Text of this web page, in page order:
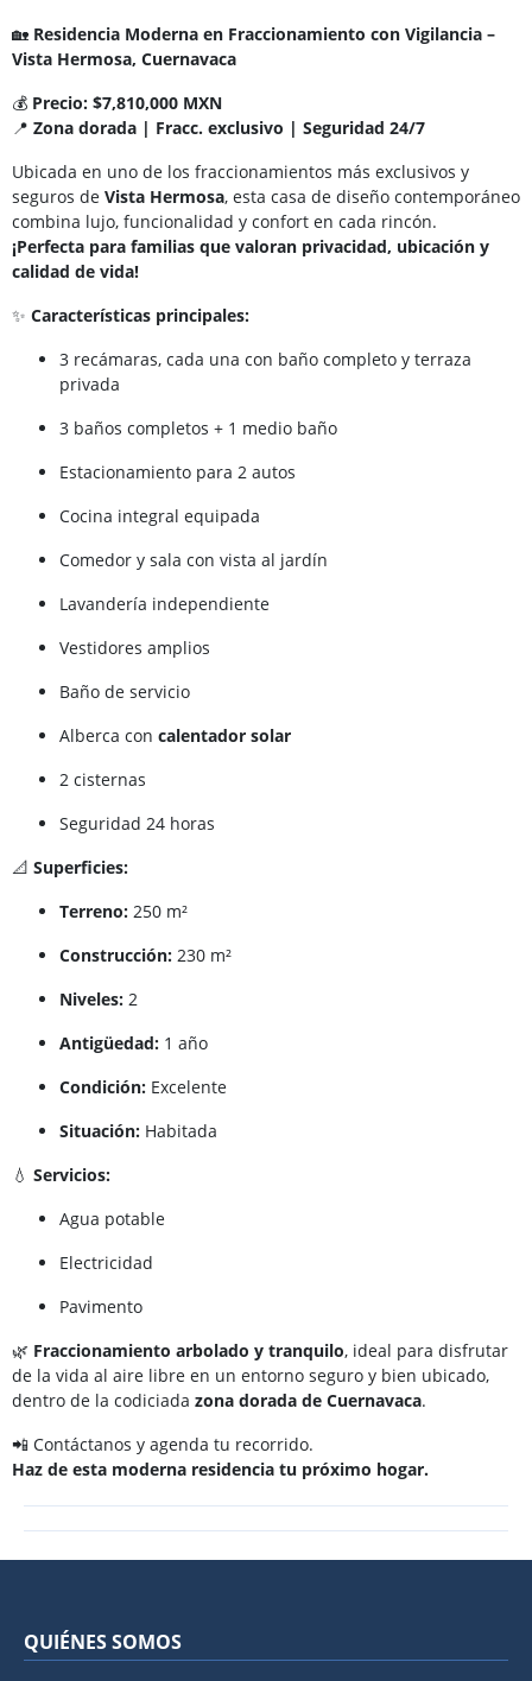
🏡 Residencia Moderna en Fraccionamiento con Vigilancia –
Vista Hermosa, Cuernavaca
💰 Precio: $7,810,000 MXN
📍 Zona dorada | Fracc. exclusivo | Seguridad 24/7
Ubicada en uno de los fraccionamientos más exclusivos y
seguros de Vista Hermosa, esta casa de diseño contemporáneo
combina lujo, funcionalidad y confort en cada rincón.
¡Perfecta para familias que valoran privacidad, ubicación y
calidad de vida!
✨ Características principales:
3 recámaras, cada una con baño completo y terraza
privada
3 baños completos + 1 medio baño
Estacionamiento para 2 autos
Cocina integral equipada
Comedor y sala con vista al jardín
Lavandería independiente
Vestidores amplios
Baño de servicio
Alberca con calentador solar
2 cisternas
Seguridad 24 horas
📐 Superficies:
Terreno: 250 m²
Construcción: 230 m²
Niveles: 2
Antigüedad: 1 año
Condición: Excelente
Situación: Habitada
💧 Servicios:
Agua potable
Electricidad
Pavimento
🌿 Fraccionamiento arbolado y tranquilo, ideal para disfrutar
de la vida al aire libre en un entorno seguro y bien ubicado,
dentro de la codiciada zona dorada de Cuernavaca.
📲 Contáctanos y agenda tu recorrido.
Haz de esta moderna residencia tu próximo hogar.
QUIÉNES SOMOS